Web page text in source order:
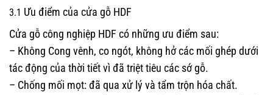
3.1 Ưu điểm của cửa gỗ HDF
Cửa gỗ công nghiệp HDF có những ưu điểm sau:
– Không Cong vênh, co ngót, không hở các mối ghép dưới
tác động của thời tiết vì đã triệt tiêu các sớ gỗ.
– Chống mối mọt: đã qua xử lý và tẩm trộn hóa chất.